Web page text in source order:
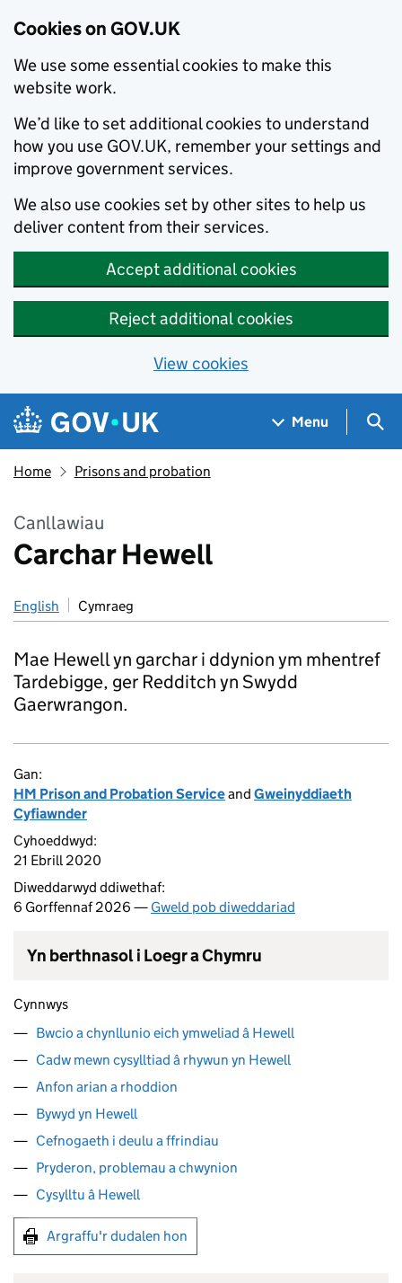
Cookies on GOV.UK
We use some essential cookies to make this
website work.
We’d like to set additional cookies to understand
how you use GOV.UK, remember your settings and
improve government services.
We also use cookies set by other sites to help us
deliver content from their services.
Accept additional cookies
Reject additional cookies
View cookies
Skip to main content
Navigation menu
Menu
Home Prisons and probation
Canllawiau
Carchar Hewell
English Cymraeg
Mae Hewell yn garchar i ddynion ym mhentref
Tardebigge, ger Redditch yn Swydd
Gaerwrangon.
Gan:
HM Prison and Probation Serviceand Gweinyddiaeth
Cyfiawnder
Cyhoeddwyd:
21 Ebrill 2020
Diweddarwyd ddiwethaf:
6 Gorffennaf 2026 — Gweld pob diweddariad
Yn berthnasol i Loegr a Chymru
Cynnwys
Bwcio a chynllunio eich ymweliad â Hewell
Cadw mewn cysylltiad â rhywun yn Hewell
Anfon arian a rhoddion
Bywyd yn Hewell
Cefnogaeth i deulu a ffrindiau
Pryderon, problemau a chwynion
Cysylltu â Hewell
Argraffu'r dudalen hon